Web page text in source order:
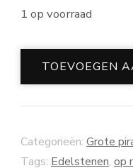
1 op voorraad
Grote
piramide
TOEVOEGEN
Categorieën: Grote
Tags: Edelstenen, op